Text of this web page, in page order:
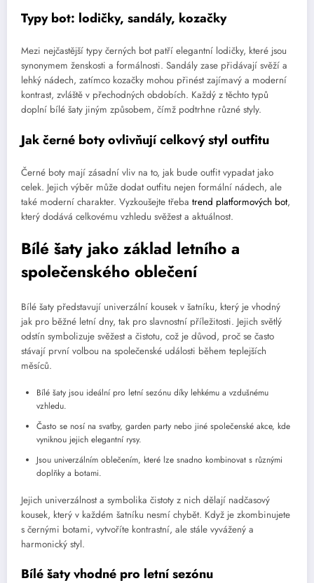
Typy bot: lodičky, sandály, kozačky
Mezi nejčastější typy černých bot patří elegantní lodičky, které jsou
synonymem ženskosti a formálnosti. Sandály zase přidávají svěží a
lehký nádech, zatímco kozačky mohou přinést zajímavý a moderní
kontrast, zvláště v přechodných obdobích. Každý z těchto typů
doplní bílé šaty jiným způsobem, čímž podtrhne různé styly.
Jak černé boty ovlivňují celkový styl outfitu
Černé boty mají zásadní vliv na to, jak bude outfit vypadat jako
celek. Jejich výběr může dodat outfitu nejen formální nádech, ale
také moderní charakter. Vyzkoušejte třeba trend platformových bot,
který dodává celkovému vzhledu svěžest a aktuálnost.
Bílé šaty jako základ letního a
společenského oblečení
Bílé šaty představují univerzální kousek v šatníku, který je vhodný
jak pro běžné letní dny, tak pro slavnostní příležitosti. Jejich světlý
odstín symbolizuje svěžest a čistotu, což je důvod, proč se často
stávají první volbou na společenské události během teplejších
měsíců.
Bílé šaty jsou ideální pro letní sezónu díky lehkému a vzdušnému
vzhledu.
Často se nosí na svatby, garden party nebo jiné společenské akce, kde
vyniknou jejich elegantní rysy.
Jsou univerzálním oblečením, které lze snadno kombinovat s různými
doplňky a botami.
Jejich univerzálnost a symbolika čistoty z nich dělají nadčasový
kousek, který v každém šatníku nesmí chybět. Když je zkombinujete
s černými botami, vytvoříte kontrastní, ale stále vyvážený a
harmonický styl.
Bílé šaty vhodné pro letní sezónu